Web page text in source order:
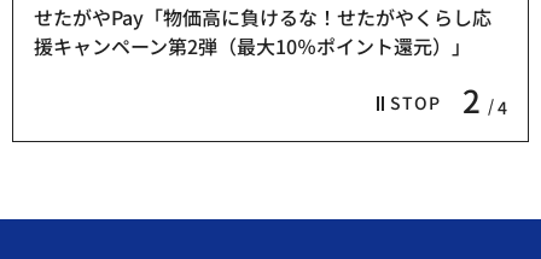
STOP 2 4
せたがやPay「物価高に負けるな！せたがやくらし応
援キャンペーン第2弾（最大10％ポイント還元）」